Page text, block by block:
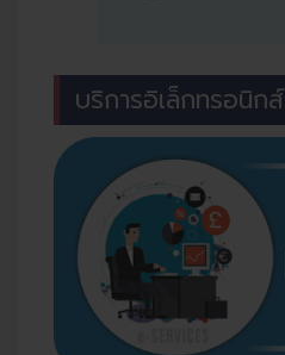
บริการอิเล็กทรอนิกส์